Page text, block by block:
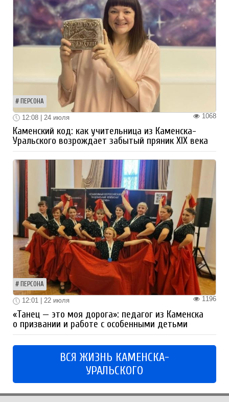
ПЕРСОНА
1068
12:08 | 24 июля
Каменский код: как учительница из Каменска-
Уральского возрождает забытый пряник XIX века
ПЕРСОНА
1196
12:01 | 22 июля
«Танец — это моя дорога»: педагог из Каменска
о призвании и работе с особенными детьми
ВСЯ ЖИЗНЬ КАМЕНСКА-
УРАЛЬСКОГО